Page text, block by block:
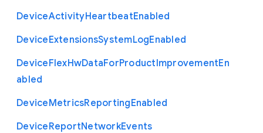
DeviceActivityHeartbeatEnabled
DeviceExtensionsSystemLogEnabled
DeviceFlexHwDataForProductImprovementEn
abled
DeviceMetricsReportingEnabled
DeviceReportNetworkEvents